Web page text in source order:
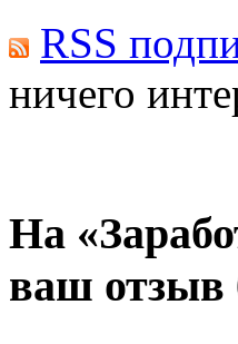
RSS
ничего
На
ваш отзыв